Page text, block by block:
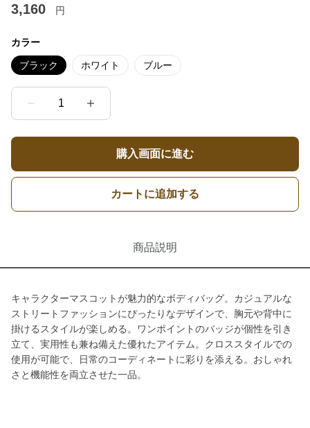
3,160 円
カラー
ブラック ホワイト ブルー
1
購入画面に進む
カートに追加する
商品説明
キャラクターマスコットが魅力的なボディバッグ。カジュアルな
ストリートファッションにぴったりなデザインで、胸元や背中に
掛けるスタイルが楽しめる。ワンポイントのバッジが個性を引き
立て、実用性も兼ね備えた優れたアイテム。クロススタイルでの
使用が可能で、日常のコーディネートに彩りを添える。おしゃれ
さと機能性を両立させた一品。